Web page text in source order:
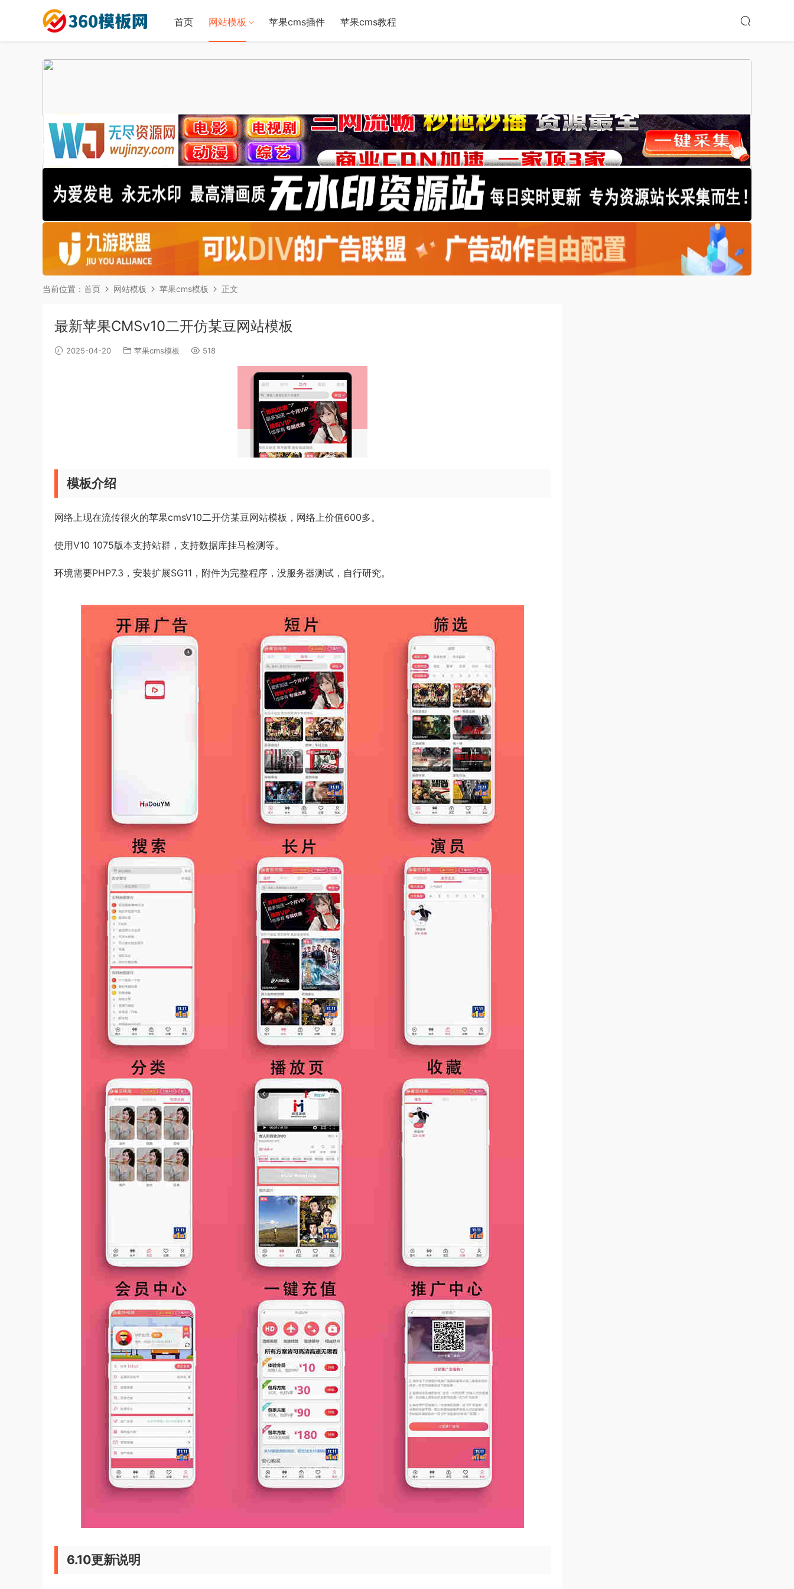
首页 网站模板 苹果cms插件 苹果cms教程
当前位置： 首页 网站模板 苹果cms模板 正文
最新苹果CMSv10二开仿某豆网站模板
2025-04-20 苹果cms模板 518
模板介绍
网络上现在流传很火的苹果cmsV10二开仿某豆网站模板，网络上价值600多。
使用V10 1075版本支持站群，支持数据库挂马检测等。
环境需要PHP7.3，安装扩展SG11，附件为完整程序，没服务器测试，自行研究。
6.10更新说明